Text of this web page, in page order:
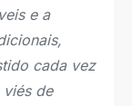
e a
cada vez
de